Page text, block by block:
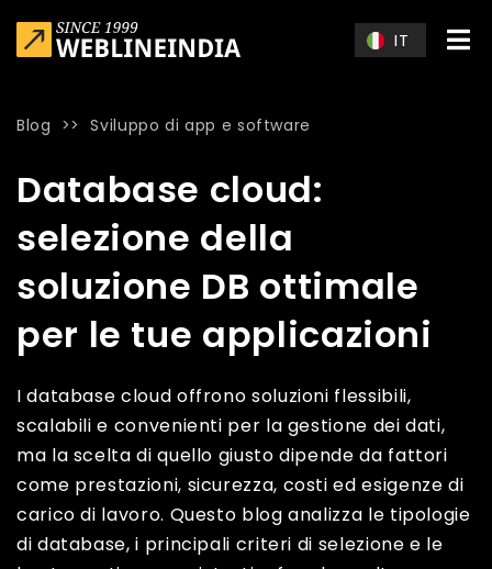
IT
Blog >>Sviluppo di app e software
Database cloud:
selezione della
soluzione DB ottimale
per le tue applicazioni
I database cloud offrono soluzioni flessibili,
scalabili e convenienti per la gestione dei dati,
ma la scelta di quello giusto dipende da fattori
come prestazioni, sicurezza, costi ed esigenze di
carico di lavoro. Questo blog analizza le tipologie
di database, i principali criteri di selezione e le